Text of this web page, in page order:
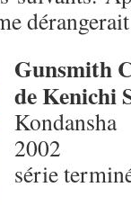
Gunsmith
de Kenichi
2002
série